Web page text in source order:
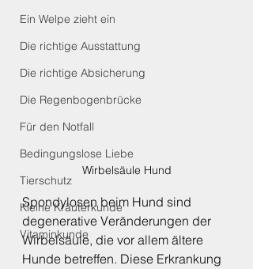
Ein Welpe zieht ein
Die richtige Ausstattung
Die richtige Absicherung
Die Regenbogenbrücke
Für den Notfall
Bedingungslose Liebe
Tierschutz
Kleine Kräuterkunde
Vitaminkunde
Wirbelsäule Hund
Spondylosen beim Hund sind
degenerative Veränderungen der
Wirbelsäule, die vor allem ältere
Hunde betreffen. Diese Erkrankung